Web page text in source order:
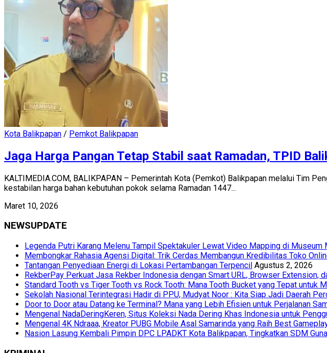
Kota Balikpapan / Pemkot Balikpapan
Jaga Harga Pangan Tetap Stabil saat Ramadan, TPID
KALTIMEDIA.COM, BALIKPAPAN – Pemerintah Kota (Pemkot) Balikpapan melalui Tim
kestabilan harga bahan kebutuhan pokok selama Ramadan 1447...
Maret 10, 2026
NEWSUPDATE
Legenda Putri Karang Melenu Tampil Spektakuler Lewat Video Mapping di Museum
Membongkar Rahasia Agensi Digital: Trik Cerdas Membangun Kredibilitas Toko
Tantangan Penyediaan Energi di Lokasi Pertambangan Terpencil Agustus 2, 2026
RekberPay Perkuat Jasa Rekber Indonesia dengan Smart URL, Browser Extension,
Standard Tooth vs Tiger Tooth vs Rock Tooth: Mana Tooth Bucket yang Tepat untuk
Sekolah Nasional Terintegrasi Hadir di PPU, Mudyat Noor : Kita Siap Jadi Daerah
Door to Door atau Datang ke Terminal? Mana yang Lebih Efisien untuk Perjalanan
Mengenal NadaDeringKeren, Situs Koleksi Nada Dering Khas Indonesia untuk
Mengenal 4K Ndraaa, Kreator PUBG Mobile Asal Samarinda yang Raih Best
Nasion Lasung Kembali Pimpin DPC LPADKT Kota Balikpapan, Tingkatkan SDM